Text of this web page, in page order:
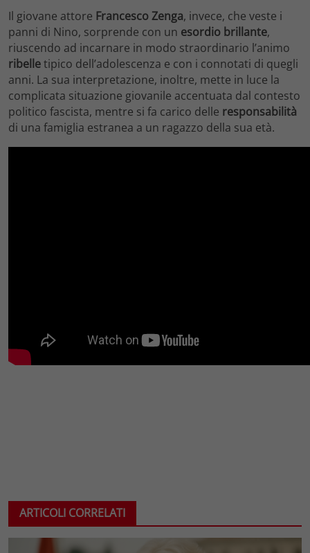
Il giovane attore Francesco Zenga, invece, che veste i
panni di Nino, sorprende con un esordio brillante,
riuscendo ad incarnare in modo straordinario l’animo
ribelletipico dell’adolescenza e con i connotati di quegli
anni. La sua interpretazione, inoltre, mette in luce la
complicata situazione giovanile accentuata dal contesto
politico fascista, mentre si fa carico delle responsabilità
di una famiglia estranea a un ragazzo della sua età.
ARTICOLI CORRELATI